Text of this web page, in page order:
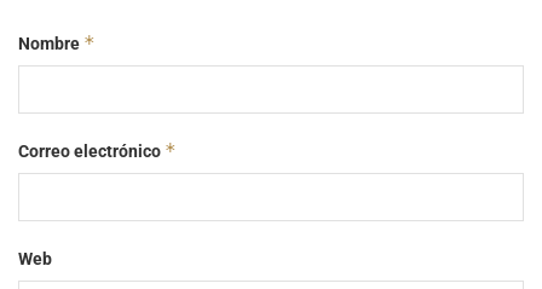
Nombre *
Correo electrónico *
Web